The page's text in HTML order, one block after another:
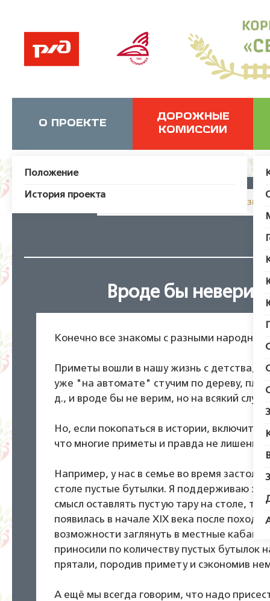
О ПРОЕКТЕ
Положение
История проекта
ДОРОЖНЫЕ
КОМИССИИ
JUser: :_load: Не удалось
Вроде бы
Конечно все знакомы с разными
Приметы вошли в нашу жизнь с детства,
уже "на автомате" стучим по дереву,
д., и вроде бы не верим, но на всякий
Но, если покопаться в истории, включить
что многие приметы и правда не лишены
Например, у нас в семье во время
столе пустые бутылки. Я поддерживаю
смысл оставлять пустую тару на столе,
появилась в начале XIX века после
возможности заглянуть в местные
приносили по количеству пустых бутылок
прятали, породив примету и сэкономив
А ещё мы всегда говорим, что надо